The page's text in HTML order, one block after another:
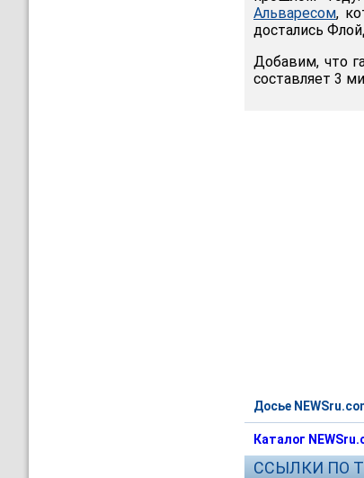
Альваресом,
достались
Добавим, что
составляет 3
Досье
Каталог
ССЫЛКИ ПО